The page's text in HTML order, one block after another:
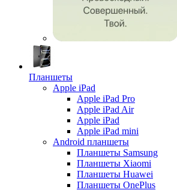
Планшеты
Apple iPad
Apple iPad Pro
Apple iPad Air
Apple iPad
Apple iPad mini
Android планшеты
Планшеты Samsung
Планшеты Xiaomi
Планшеты Huawei
Планшеты OnePlus